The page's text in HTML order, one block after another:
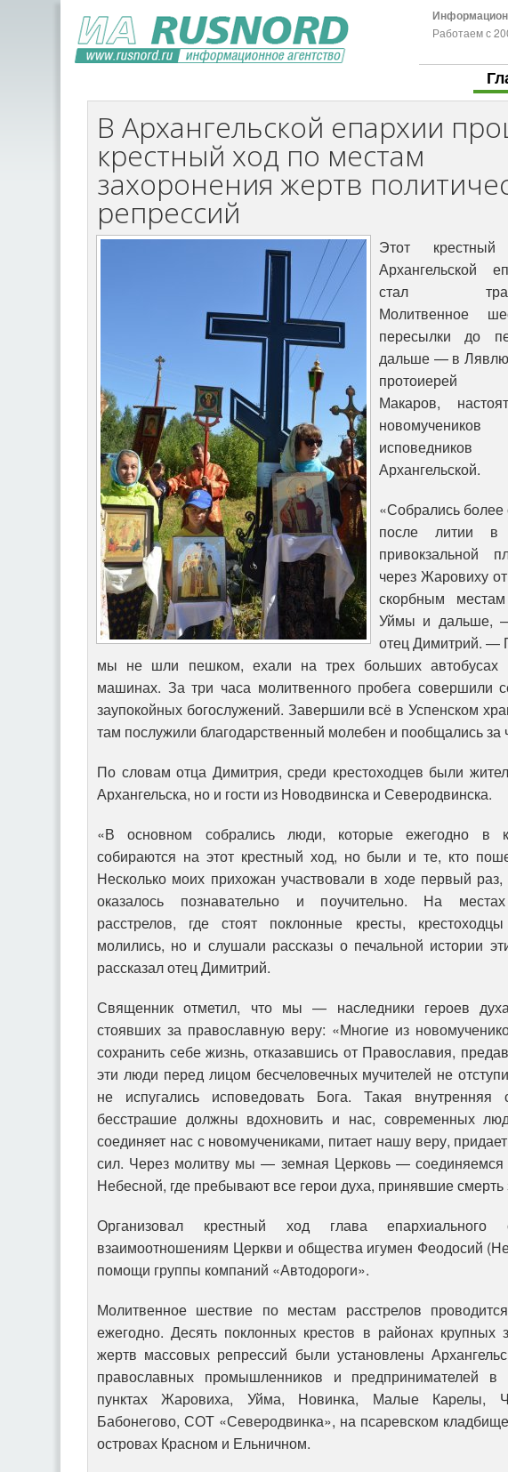
Работаем с
В Архангельской епархии
крестный ход по местам
захоронения жертв
репрессий
Этот
Архангельской
стал
Молитвенное
пересылки до
дальше — в
протоиерей
Макаров,
Архангельской.
«Собрались более
после литии
привокзальной
через Жаровиху
скорбным
Уймы и дальше,
отец Димитрий. —
мы не шли пешком, ехали на трех больших автобусах
машинах. За три часа молитвенного пробега совершили
заупокойных богослужений. Завершили всё в Успенском
там послужили благодарственный молебен и пообщались за
По словам отца Димитрия, среди крестоходцев были
Архангельска, но и гости из Новодвинска и Северодвинска.
«В основном собрались люди, которые ежегодно в
собираются на этот крестный ход, но были и те, кто
Несколько моих прихожан участвовали в ходе первый
оказалось познавательно и поучительно. На
расстрелов, где стоят поклонные кресты,
молились, но и слушали рассказы о печальной истории
рассказал отец Димитрий.
Священник отметил, что мы — наследники героев
стоявших за православную веру: «Многие из
сохранить себе жизнь, отказавшись от Православия,
эти люди перед лицом бесчеловечных мучителей не
не испугались исповедовать Бога. Такая внутренняя
бесстрашие должны вдохновить и нас, современных
соединяет нас с новомучениками, питает нашу веру,
сил. Через молитву мы — земная Церковь — соединяемся
Небесной, где пребывают все герои духа, принявшие смерть
Организовал крестный ход глава епархиального
взаимоотношениям Церкви и общества игумен Феодосий
помощи группы компаний «Автодороги».
Молитвенное шествие по местам расстрелов
ежегодно. Десять поклонных крестов в районах крупных
жертв массовых репрессий были установлены
православных промышленников и предпринимателей в
пунктах Жаровиха, Уйма, Новинка, Малые Карелы,
Бабонегово, СОТ «Северодвинка», на псаревском
островах Красном и Ельничном.